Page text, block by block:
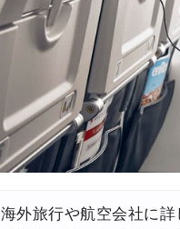
海外旅行や航空会社に